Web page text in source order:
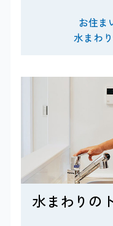
お住ま
水まわ
水まわりの